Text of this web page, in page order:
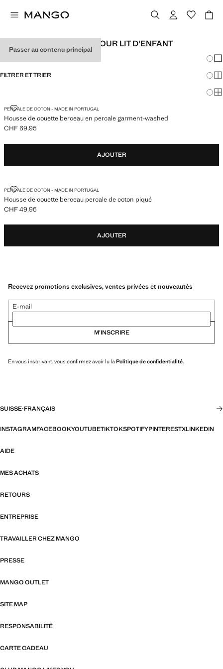
Passer au contenu principal
HOUSSES DE COUETTE POUR LIT D'ENFANT
FILTRER ET TRIER
PERCALE DE COTON - MADE IN PORTUGAL
Housse de couette berceau en percale garment-washed
HOUSSE DE COUETTE BERCEAU EN PERCALE GARMENT-WASHED
Prix actuel [CHF 69,95 ]
CHF 69,95
AJOUTER
PERCALE DE COTON - MADE IN PORTUGAL
Housse de couette berceau percale de coton piqué
HOUSSE DE COUETTE BERCEAU PERCALE DE COTON PIQUÉ
Prix actuel [CHF 49,95 ]
CHF 49,95
AJOUTER
Recevez promotions exclusives, ventes privées et nouveautés
E-mail
M’INSCRIRE
En vous inscrivant, vous confirmez avoir lu la Politique de confidentialité.
SUISSE·FRANÇAIS
INSTAGRAMFACEBOOKYOUTUBETIKTOKSPOTIFYPINTERESTXLINKEDIN
AIDE
MES ACHATS
RETOURS
ENTREPRISE
TRAVAILLER CHEZ MANGO
PRESSE
MANGO OUTLET
SITE MAP
RESPONSABILITÉ
CARTE CADEAU